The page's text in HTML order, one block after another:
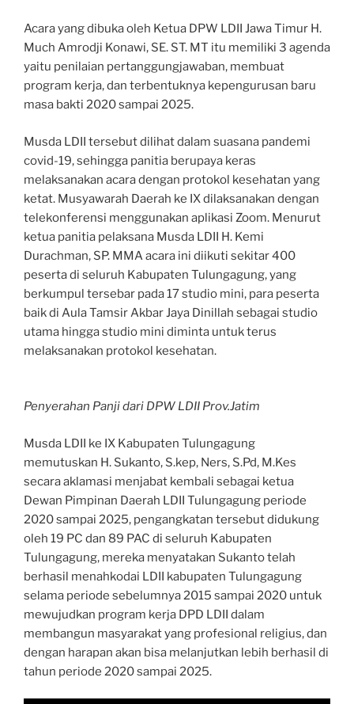
Acara yang dibuka oleh Ketua DPW LDII Jawa Timur H.
Much Amrodji Konawi, SE. ST. MT itu memiliki 3 agenda
yaitu penilaian pertanggungjawaban, membuat
program kerja, dan terbentuknya kepengurusan baru
masa bakti 2020 sampai 2025.
Musda LDII tersebut dilihat dalam suasana pandemi
covid-19, sehingga panitia berupaya keras
melaksanakan acara dengan protokol kesehatan yang
ketat. Musyawarah Daerah ke IX dilaksanakan dengan
telekonferensi menggunakan aplikasi Zoom. Menurut
ketua panitia pelaksana Musda LDII H. Kemi
Durachman, SP. MMA acara ini diikuti sekitar 400
peserta di seluruh Kabupaten Tulungagung, yang
berkumpul tersebar pada 17 studio mini, para peserta
baik di Aula Tamsir Akbar Jaya Dinillah sebagai studio
utama hingga studio mini diminta untuk terus
melaksanakan protokol kesehatan.
Penyerahan Panji dari DPW LDII Prov.Jatim
Musda LDII ke IX Kabupaten Tulungagung
memutuskan H. Sukanto, S.kep, Ners, S.Pd, M.Kes
secara aklamasi menjabat kembali sebagai ketua
Dewan Pimpinan Daerah LDII Tulungagung periode
2020 sampai 2025, pengangkatan tersebut didukung
oleh 19 PC dan 89 PAC di seluruh Kabupaten
Tulungagung, mereka menyatakan Sukanto telah
berhasil menahkodai LDII kabupaten Tulungagung
selama periode sebelumnya 2015 sampai 2020 untuk
mewujudkan program kerja DPD LDII dalam
membangun masyarakat yang profesional religius, dan
dengan harapan akan bisa melanjutkan lebih berhasil di
tahun periode 2020 sampai 2025.